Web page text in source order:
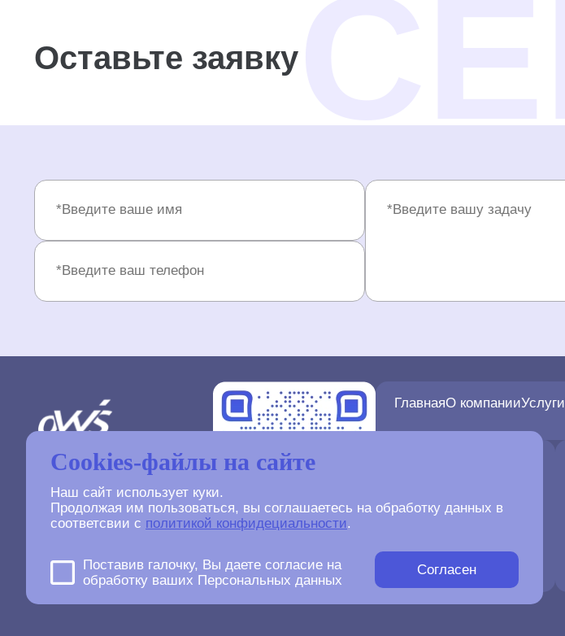
Оставьте заявку
Cookies-файлы на сайте
Наш сайт использует куки.
Продолжая им пользоваться, вы соглашаетесь на обработку данных в
соответсвии с политикой конфидециальности.
Поставив галочку, Вы даете согласие на
обработку ваших Персональных данных
Согласен
oWeb Solutions.ru.
All right reserved.
ГлавнаяО компанииУслуги
info@oweb-solutions.ru